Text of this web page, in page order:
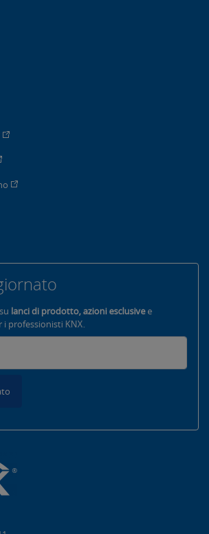
lanci di prodotto, azioni esclusivee
i professionisti KNX.